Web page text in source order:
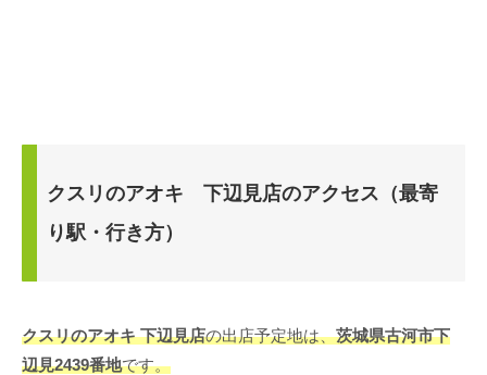
クスリのアオキ 下辺見店のアクセス（最寄
り駅・行き方）
クスリのアオキ 下辺見店の出店予定地は、茨城県古河市下
辺見2439番地です。